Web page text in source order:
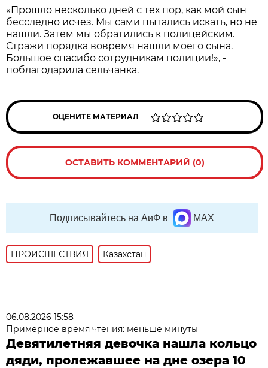
«Прошло несколько дней с тех пор, как мой сын
бесследно исчез. Мы сами пытались искать, но не
нашли. Затем мы обратились к полицейским.
Стражи порядка вовремя нашли моего сына.
Большое спасибо сотрудникам полиции!», -
поблагодарила сельчанка.
ОЦЕНИТЕ МАТЕРИАЛ
ОСТАВИТЬ КОММЕНТАРИЙ (0)
Подписывайтесь на АиФ в MAX
ПРОИСШЕСТВИЯ Казахстан
06.08.2026 15:58
Примерное время чтения: меньше минуты
Девятилетняя девочка нашла кольцо
дяди, пролежавшее на дне озера 10